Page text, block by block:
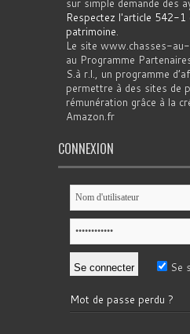
sur simple demande des
Respectez l'article 542-1
patrimoine.
Le site www.chasses-
au Programme
S.à r.l., un programme
permettre à des sites de
rémunération grâce à la
Amazon.fr
CONNEXION
Se
Mot de passe perdu ?